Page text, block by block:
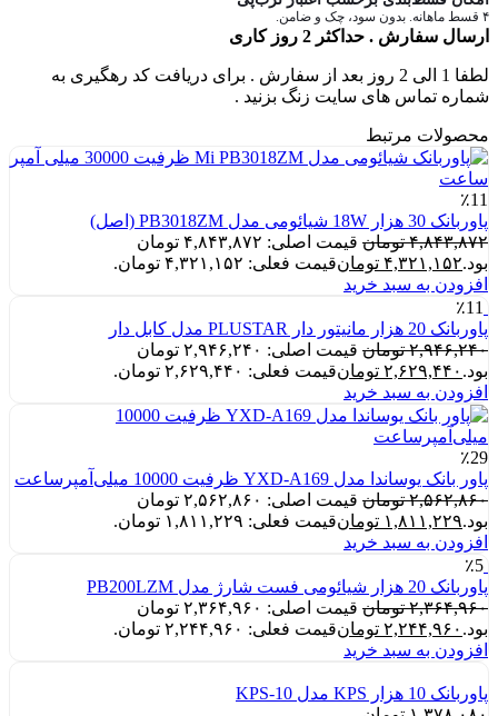
۴ قسط ماهانه. بدون سود، چک و ضامن.
ارسال سفارش . حداکثر 2 روز کاری
لطفا 1 الی 2 روز بعد از سفارش . برای دریافت کد رهگیری به
شماره تماس های سایت زنگ بزنید .
محصولات مرتبط
٪11
پاوربانک 30 هزار 18W شیائومی مدل PB3018ZM (اصل)
۴,۸۴۳,۸۷۲ تومان
قیمت اصلی: ۴,۸۴۳,۸۷۲ تومان
بود.۴,۳۲۱,۱۵۲ تومانقیمت فعلی: ۴,۳۲۱,۱۵۲ تومان.
افزودن به سبد خرید
٪11
پاوربانک 20 هزار مانیتور دار PLUSTAR مدل کابل دار
۲,۹۴۶,۲۴۰ تومان
قیمت اصلی: ۲,۹۴۶,۲۴۰ تومان
بود. ۲,۶۲۹,۴۴۰ تومانقیمت فعلی: ۲,۶۲۹,۴۴۰ تومان.
افزودن به سبد خرید
٪29
پاور بانک یوساندا مدل YXD-A169 ظرفیت 10000 میلی‌آمپرساعت
۲,۵۶۲,۸۶۰ تومان
قیمت اصلی: ۲,۵۶۲,۸۶۰ تومان
بود.۱,۸۱۱,۲۲۹ تومانقیمت فعلی: ۱,۸۱۱,۲۲۹ تومان.
افزودن به سبد خرید
٪5
پاوربانک 20 هزار شیائومی فست شارژ مدل PB200LZM
۲,۳۶۴,۹۶۰ تومان
قیمت اصلی: ۲,۳۶۴,۹۶۰ تومان
بود. ۲,۲۴۴,۹۶۰ تومانقیمت فعلی: ۲,۲۴۴,۹۶۰ تومان.
افزودن به سبد خرید
پاوربانک 10 هزار KPS مدل KPS-10